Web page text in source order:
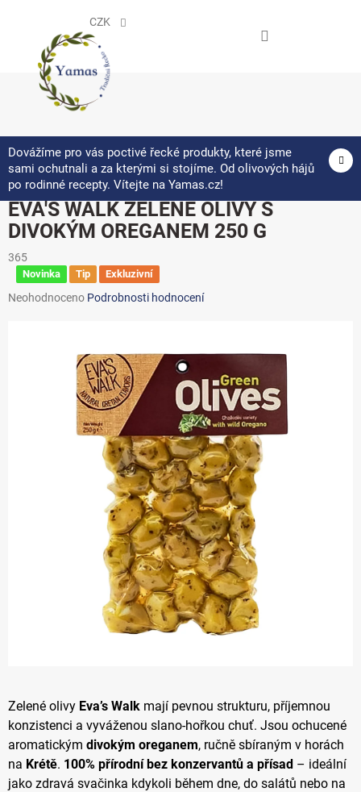
CZK
Dovážíme pro vás poctivé řecké produkty, které jsme
sami ochutnali a za kterými si stojíme. Od olivových hájů
po rodinné recepty. Vítejte na Yamas.cz!
EVA'S WALK ZELENÉ OLIVY S
DIVOKÝM OREGANEM 250 G
365
Novinka Tip Exkluzivní
Průměrné
Neohodnoceno Podrobnosti hodnocení
Zelené olivy Eva’s Walk mají pevnou strukturu, příjemnou
konzistenci a vyváženou slano-hořkou chuť. Jsou ochucené
aromatickým divokým oreganem, ručně sbíraným v horách
na Krétě. 100% přírodní bez konzervantů a přísad – ideální
jako zdravá svačinka kdykoli během dne, do salátů nebo na